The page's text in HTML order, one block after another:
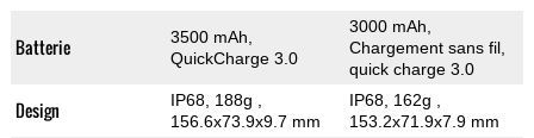
Batterie
3500 mAh,
QuickCharge 3.0
3000 mAh,
Chargement sans fil,
quick charge 3.0
Design IP68, 188g
156.6x73.9x9.7 mm
IP68, 162g
153.2x71.9x7.9 mm